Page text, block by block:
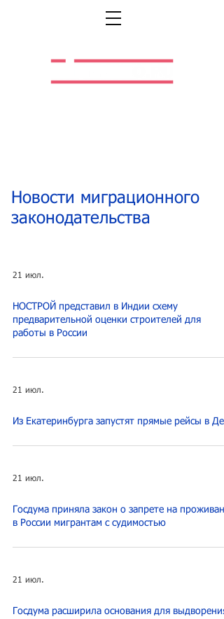
Новости миграционного
законодательства
21 июл.
НОСТРОЙ представил в Индии схему
предварительной оценки строителей для
работы в России
21 июл.
Из Екатеринбурга запустят прямые рейсы в
21 июл.
Госдума приняла закон о запрете на
в России мигрантам с судимостью
21 июл.
Госдума расширила основания для выдворения